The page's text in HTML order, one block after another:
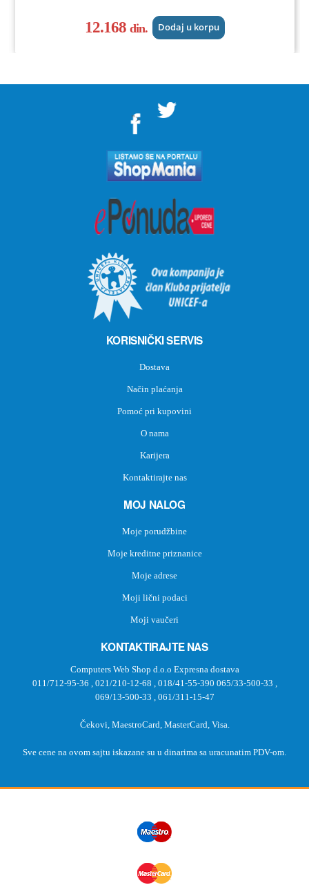
12.168 din. Dodaj u korpu
">
KORISNIČKI SERVIS
Dostava
Način plaćanja
Pomoć pri kupovini
O nama
Karijera
Kontaktirajte nas
MOJ NALOG
Moje porudžbine
Moje kreditne priznanice
Moje adrese
Moji lični podaci
Moji vaučeri
KONTAKTIRAJTE NAS
Computers Web Shop d.o.o Expresna dostava
011/712-95-36 , 021/210-12-68 , 018/41-55-390 065/33-500-33 ,
069/13-500-33 , 061/311-15-47
Čekovi, MaestroCard, MasterCard, Visa.
Sve cene na ovom sajtu iskazane su u dinarima sa uracunatim PDV-om.